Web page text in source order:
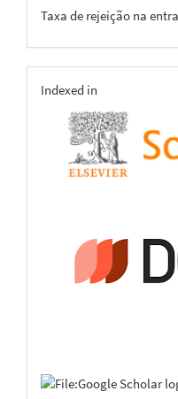
Taxa de rejeição na
indexing
Indexed in